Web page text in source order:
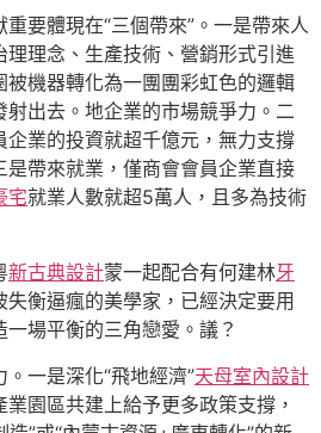
要體現在“三個帶來”。一是帶來人
理念、生產技術、營銷形式引進
被機器轉化為一團團彩虹色的邏輯
出去。地企業的市場競爭力。二
企業的投資就超千億元，無力支撐
是帶來就業，僅商會會員企業直接
宅就業人數就超5萬人，且多為技術
新古典設計蒙一起配合有何建林牙
失衡逼瘋的美學家，已經決定要用
場平衡的三角戀愛。議？
一是深化“飛地經濟”天母室內設計
園區共建上給予更多政策支撐，